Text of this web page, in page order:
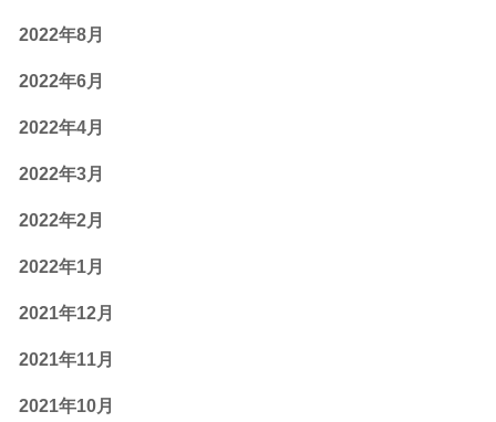
2022年8月
2022年6月
2022年4月
2022年3月
2022年2月
2022年1月
2021年12月
2021年11月
2021年10月